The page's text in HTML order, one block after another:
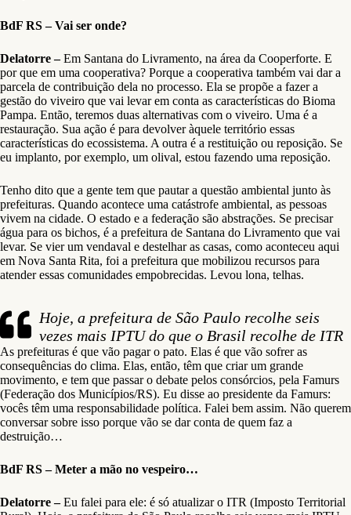
BdF RS – Vai ser onde?
Delatorre –Em Santana do Livramento, na área da Cooperforte. E
por que em uma cooperativa? Porque a cooperativa também vai dar a
parcela de contribuição dela no processo. Ela se propõe a fazer a
gestão do viveiro que vai levar em conta as características do Bioma
Pampa. Então, teremos duas alternativas com o viveiro. Uma é a
restauração. Sua ação é para devolver àquele território essas
características do ecossistema. A outra é a restituição ou reposição. Se
eu implanto, por exemplo, um olival, estou fazendo uma reposição.
Tenho dito que a gente tem que pautar a questão ambiental junto às
prefeituras. Quando acontece uma catástrofe ambiental, as pessoas
vivem na cidade. O estado e a federação são abstrações. Se precisar
água para os bichos, é a prefeitura de Santana do Livramento que vai
levar. Se vier um vendaval e destelhar as casas, como aconteceu aqui
em Nova Santa Rita, foi a prefeitura que mobilizou recursos para
atender essas comunidades empobrecidas. Levou lona, telhas.
Hoje, a prefeitura de São Paulo recolhe seis
vezes mais IPTU do que o Brasil recolhe de ITR
As prefeituras é que vão pagar o pato. Elas é que vão sofrer as
consequências do clima. Elas, então, têm que criar um grande
movimento, e tem que passar o debate pelos consórcios, pela Famurs
(Federação dos Municípios/RS). Eu disse ao presidente da Famurs:
vocês têm uma responsabilidade política. Falei bem assim. Não querem
conversar sobre isso porque vão se dar conta de quem faz a
destruição…
BdF RS – Meter a mão no vespeiro…
Delatorre –Eu falei para ele: é só atualizar o ITR (Imposto Territorial